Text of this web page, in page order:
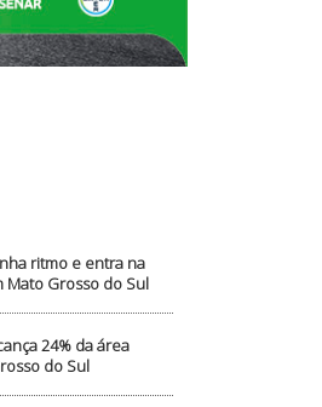
ritmo e entra na
Mato Grosso do Sul
24% da área
do Sul